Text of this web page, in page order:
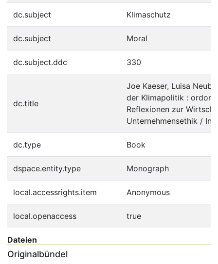
dc.subject Klimaschutz
dc.subject Moral
dc.subject.ddc 330
dc.title
Joe Kaeser, Luisa
der Klimapolitik :
Reflexionen zur
Unternehmensethik /
dc.type Book
dspace.entity.type Monograph
local.accessrights.item Anonymous
local.openaccess true
Dateien
Originalbündel